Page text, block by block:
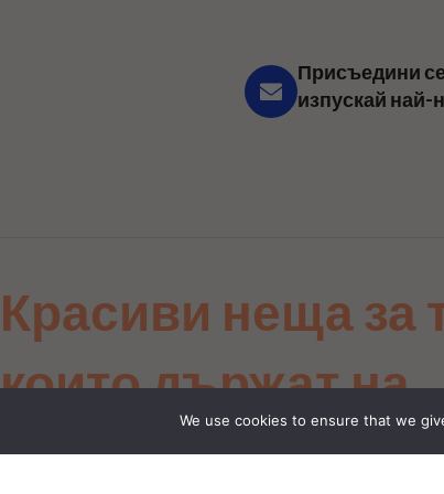
Присъедини
изпускай най-
Красиви неща за
които държат на
детайла
We use cookies to ensure that we